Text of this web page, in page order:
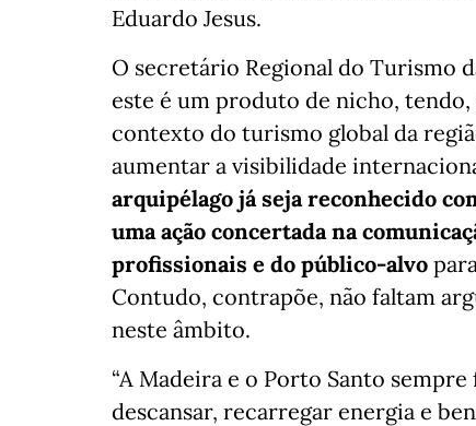
Eduardo Jesus.
O secretário Regional do Turismo
este é um produto de nicho,
contexto do turismo global da
aumentar a visibilidade
arquipélago já seja reconhecido
uma ação concertada na
profissionais e do público-alvo
Contudo, contrapõe, não faltam
neste âmbito.
“A Madeira e o Porto Santo
descansar, recarregar energia e